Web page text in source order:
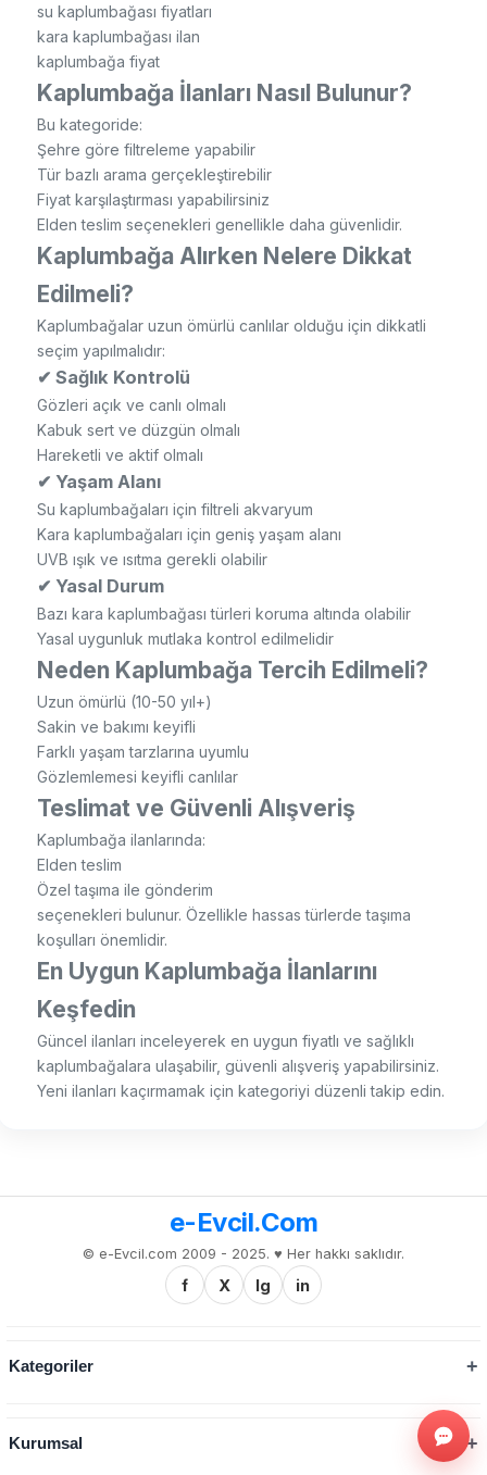
su kaplumbağası fiyatları
kara kaplumbağası ilan
kaplumbağa fiyat
Kaplumbağa İlanları Nasıl Bulunur?
Bu kategoride:
Şehre göre filtreleme yapabilir
Tür bazlı arama gerçekleştirebilir
Fiyat karşılaştırması yapabilirsiniz
Elden teslim seçenekleri genellikle daha güvenlidir.
Kaplumbağa Alırken Nelere Dikkat
Edilmeli?
Kaplumbağalar uzun ömürlü canlılar olduğu için dikkatli
seçim yapılmalıdır:
✔ Sağlık Kontrolü
Gözleri açık ve canlı olmalı
Kabuk sert ve düzgün olmalı
Hareketli ve aktif olmalı
✔ Yaşam Alanı
Su kaplumbağaları için filtreli akvaryum
Kara kaplumbağaları için geniş yaşam alanı
UVB ışık ve ısıtma gerekli olabilir
✔ Yasal Durum
Bazı kara kaplumbağası türleri koruma altında olabilir
Yasal uygunluk mutlaka kontrol edilmelidir
Neden Kaplumbağa Tercih Edilmeli?
Uzun ömürlü (10-50 yıl+)
Sakin ve bakımı keyifli
Farklı yaşam tarzlarına uyumlu
Gözlemlemesi keyifli canlılar
Teslimat ve Güvenli Alışveriş
Kaplumbağa ilanlarında:
Elden teslim
Özel taşıma ile gönderim
seçenekleri bulunur. Özellikle hassas türlerde taşıma
koşulları önemlidir.
En Uygun Kaplumbağa İlanlarını
Keşfedin
Güncel ilanları inceleyerek en uygun fiyatlı ve sağlıklı
kaplumbağalara ulaşabilir, güvenli alışveriş yapabilirsiniz.
Yeni ilanları kaçırmamak için kategoriyi düzenli takip edin.
e-Evcil.Com
© e-Evcil.com 2009 - 2025. ♥️ Her hakkı saklıdır.
f X Ig in
Kategoriler
Kurumsal